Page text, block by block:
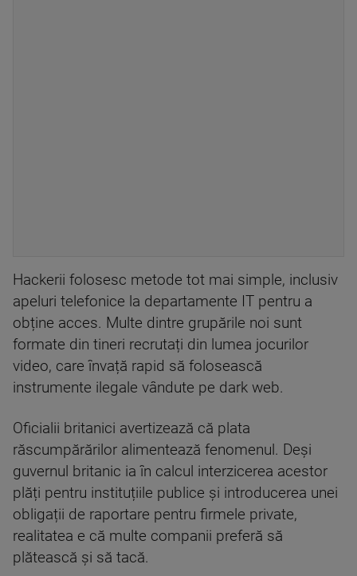
Hackerii folosesc metode tot mai simple, inclusiv
apeluri telefonice la departamente IT pentru a
obține acces. Multe dintre grupările noi sunt
formate din tineri recrutați din lumea jocurilor
video, care învață rapid să folosească
instrumente ilegale vândute pe dark web.
Oficialii britanici avertizează că plata
răscumpărărilor alimentează fenomenul. Deși
guvernul britanic ia în calcul interzicerea acestor
plăți pentru instituțiile publice și introducerea unei
obligații de raportare pentru firmele private,
realitatea e că multe companii preferă să
plătească și să tacă.